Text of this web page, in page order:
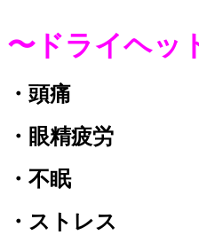
〜ドライヘッ
・頭痛
・眼精疲労
・不眠
・ストレス